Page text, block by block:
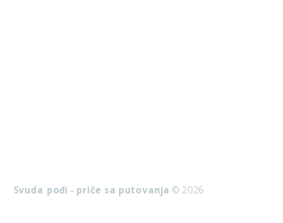
Svuda pođi - priče sa putovanja © 2026